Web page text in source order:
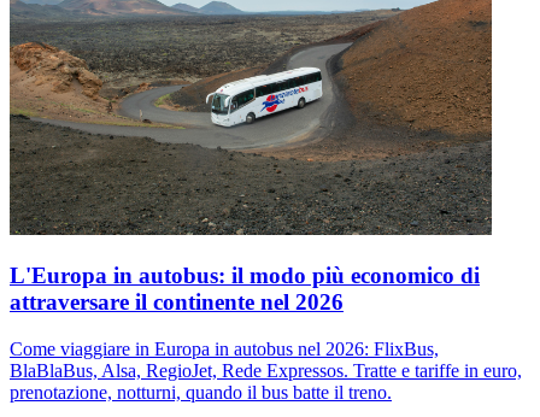
L'Europa in autobus: il modo più economico di
attraversare il continente nel 2026
Come viaggiare in Europa in autobus nel 2026: FlixBus,
BlaBlaBus, Alsa, RegioJet, Rede Expressos. Tratte e tariffe in euro,
prenotazione, notturni, quando il bus batte il treno.